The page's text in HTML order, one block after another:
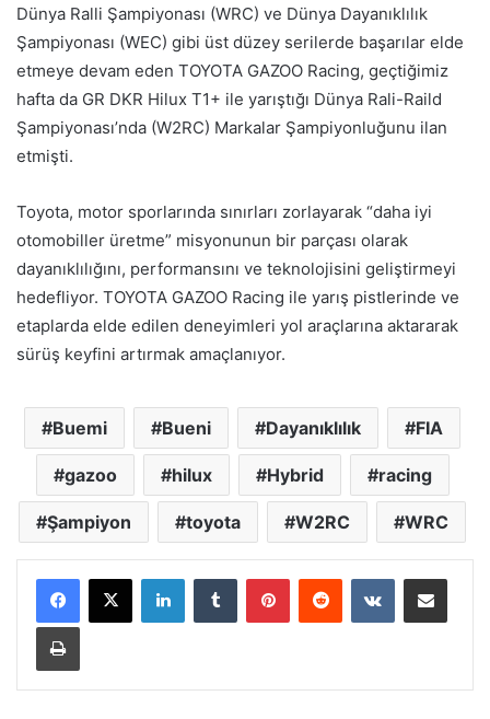
Dünya Ralli Şampiyonası (WRC) ve Dünya Dayanıklılık
Şampiyonası (WEC) gibi üst düzey serilerde başarılar elde
etmeye devam eden TOYOTA GAZOO Racing, geçtiğimiz
hafta da GR DKR Hilux T1+ ile yarıştığı Dünya Rali-Raild
Şampiyonası’nda (W2RC) Markalar Şampiyonluğunu ilan
etmişti.
Toyota, motor sporlarında sınırları zorlayarak “daha iyi
otomobiller üretme” misyonunun bir parçası olarak
dayanıklılığını, performansını ve teknolojisini geliştirmeyi
hedefliyor. TOYOTA GAZOO Racing ile yarış pistlerinde ve
etaplarda elde edilen deneyimleri yol araçlarına aktararak
sürüş keyfini artırmak amaçlanıyor.
Buemi Bueni Dayanıklılık FIA
gazoo hilux Hybrid racing
Şampiyon toyota W2RC WRC
LinkedInTumblr PinterestReddit VKontakteE-Posta ile paylaş
Yazdır